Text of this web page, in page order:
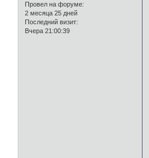
Провел на форуме:
2 месяца 25 дней
Последний визит:
Вчера 21:00:39